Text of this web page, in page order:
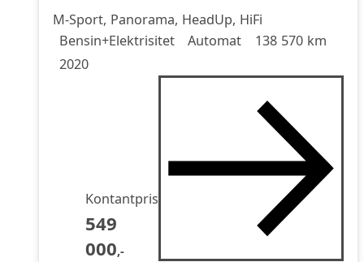
M-Sport, Panorama, HeadUp, HiFi
Drivstoff
Bensin+Elektrisitet
Girkasse Automat
Kjørelengde 138 570 km
årsmodell
2020
Kontantpris
549
000,-